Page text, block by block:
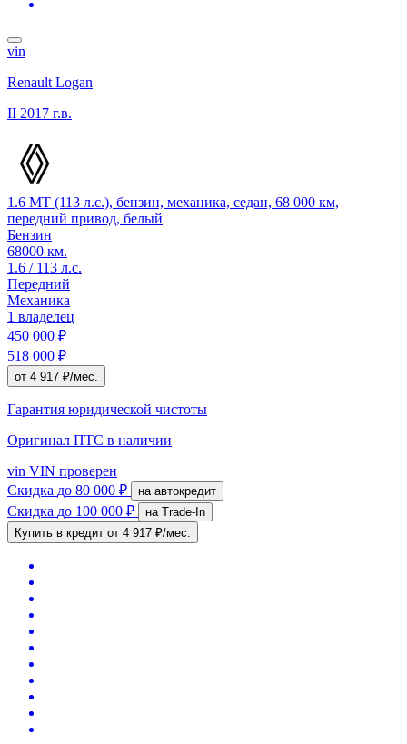
vin
Renault Logan
II 2017 г.в.
1.6 MT (113 л.с.), бензин, механика, седан, 68 000 км,
передний привод, белый
Бензин
68000 км.
1.6 / 113 л.с.
Передний
Механика
1 владелец
450 000 ₽
518 000 ₽
от 4 917 ₽/мес.
Гарантия юридической чистоты
Оригинал ПТС в наличии
vin VIN проверен
Скидка до 80 000 ₽ на автокредит
Скидка до 100 000 ₽
на Trade-In
Купить в кредит от 4 917 ₽/мес.